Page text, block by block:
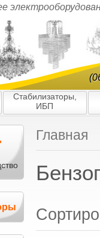
Главная
Стабилизаторы,
ИБП